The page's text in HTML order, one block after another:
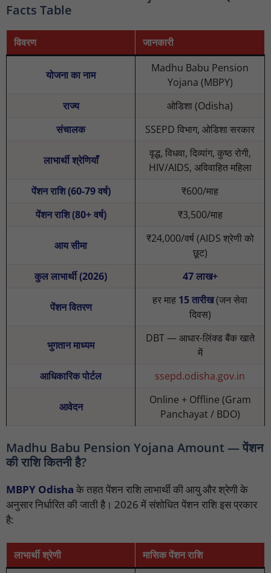
Facts Table
विवरण जानकारी
योजना का नाम
Madhu Babu Pension
Yojana (MBPY)
राज्य
ओडिशा (Odisha)
संचालक
SSEPD विभाग, ओडिशा सरकार
लाभार्थी श्रेणियाँ
वृद्ध, विधवा, दिव्यांग, कुष्ठ रोगी,
HIV/AIDS, अविवाहित महिला
पेंशन राशि (60-79 वर्ष)
₹600/माह
पेंशन राशि (80+ वर्ष)
₹3,500/माह
आय सीमा
₹24,000/वर्ष (AIDS श्रेणी को
छूट)
कुल लाभार्थी (2026)
47 लाख+
पेंशन वितरण
हर माह 15 तारीख(जन सेवा
दिवस)
भुगतान माध्यम
DBT — आधार-लिंक्ड बैंक खाते
में
आधिकारिक पोर्टल
ssepd.odisha.gov.in
आवेदन
Online + Offline (Gram
Panchayat / BDO)
Madhu Babu Pension Yojana Amount — पेंशन
की राशि कितनी है?
MBPY Odisha के तहत पेंशन राशि लाभार्थी की आयु और श्रेणी के
अनुसार निर्धारित की जाती है। 2026 में संशोधित पेंशन राशि इस प्रकार
है:
लाभार्थी श्रेणी
मासिक पेंशन राशि